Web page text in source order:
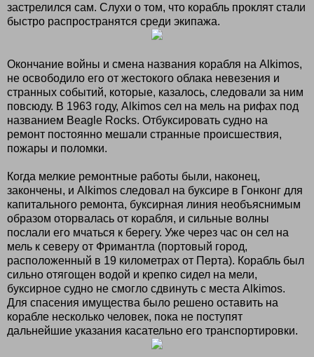
застрелился сам. Слухи о том, что корабль проклят стали
быстро распространятся среди экипажа.
Окончание войны и смена названия корабля на Alkimos,
не освободило его от жестокого облака невезения и
странных событий, которые, казалось, следовали за ним
повсюду. В 1963 году, Alkimos сел на мель на рифах под
названием Beagle Rocks. Отбуксировать судно на
ремонт постоянно мешали странные происшествия,
пожары и поломки.
Когда мелкие ремонтные работы были, наконец,
закончены, и Alkimos следовал на буксире в Гонконг для
капитального ремонта, буксирная линия необъяснимым
образом оторвалась от корабля, и сильные волны
послали его мчаться к берегу. Уже через час он сел на
мель к северу от Фримантла (портовый город,
расположенный в 19 километрах от Перта). Корабль был
сильно отягощен водой и крепко сидел на мели,
буксирное судно не смогло сдвинуть с места Alkimos.
Для спасения имущества было решено оставить на
корабле несколько человек, пока не поступят
дальнейшие указания касательно его транспортировки.